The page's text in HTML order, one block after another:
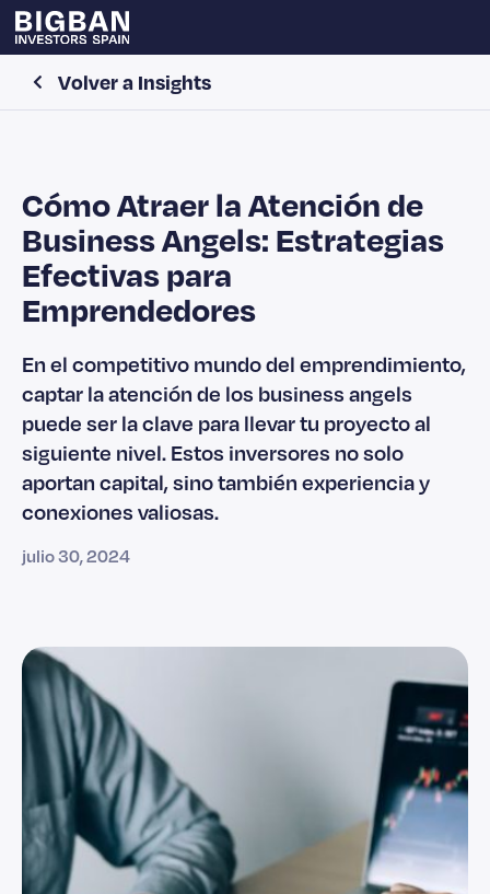
Volver a Insights
Cómo Atraer la Atención de
Business Angels: Estrategias
Efectivas para
Emprendedores
En el competitivo mundo del emprendimiento,
captar la atención de los business angels
puede ser la clave para llevar tu proyecto al
siguiente nivel. Estos inversores no solo
aportan capital, sino también experiencia y
conexiones valiosas.
julio 30, 2024